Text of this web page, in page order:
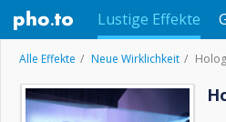
Lustige Effekte
Alle Effekte Neue Wirklichkeit